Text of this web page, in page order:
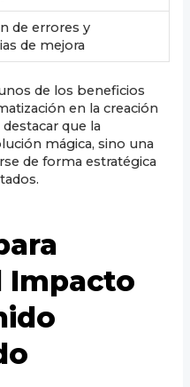
de errores y
de mejora
de los beneficios
en la creación
que la
mágica, sino una
de forma estratégica
Impacto